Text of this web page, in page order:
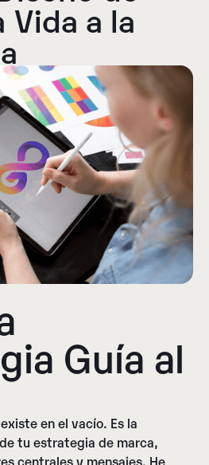
Vida a la
Guía al
en el vacío. Es la
tu estrategia de marca,
centrales y mensajes. He